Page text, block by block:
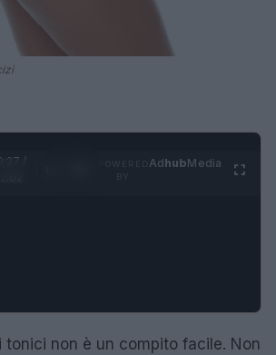
0:28 /
AdhubMedia
tonici non è un compito facile. Non